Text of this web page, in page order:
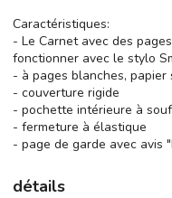
Caractéristiques:
- Le Carnet avec des
fonctionner avec le stylo
- à pages blanches,
- couverture rigide
- pochette intérieure à
- fermeture à élastique
- page de garde avec avis
détails